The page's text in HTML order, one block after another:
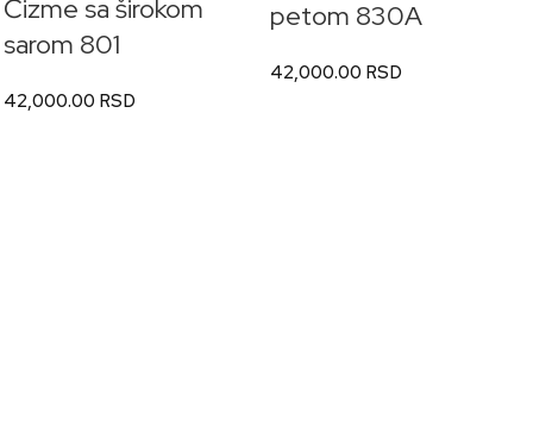
Čizme sa širokom
sarom 801
42,000.00 RSD
petom 830A
42,000.00 RSD